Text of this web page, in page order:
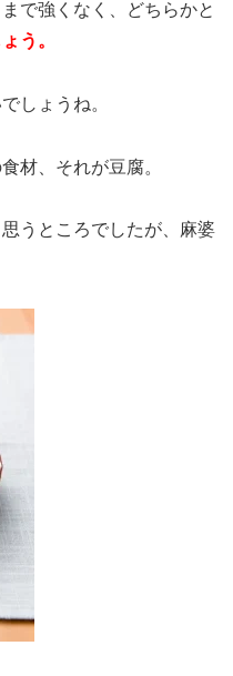
で強くなく、どちらかと
う。
しょうね。
材、それが豆腐。
うところでしたが、麻婆